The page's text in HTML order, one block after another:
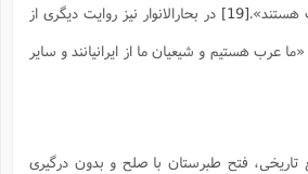
[19]
در بحارالانوار نیز روایت دیگری از
عرب هستیم و شیعیان ما از ایرانیانند و سایر
تاریخی، فتح طبرستان با صلح و بدون درگیری